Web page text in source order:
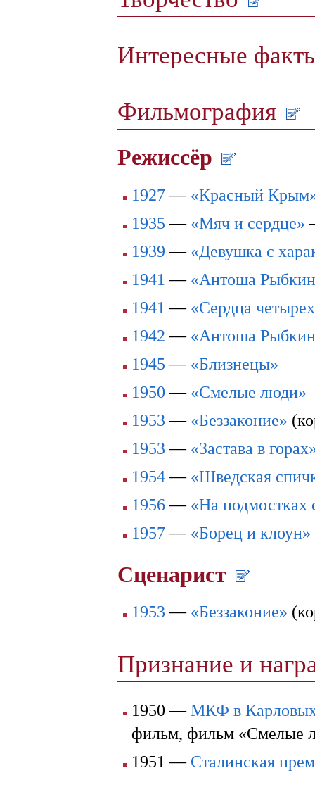
Интересные
Фильмография
Режиссёр
1927— «Красный
1935 — «Мяч и сердце»
1939 — «Девушка с
1941 — «Антоша
1941 — «Сердца
1942 — «Антоша
1945 — «Близнецы»
1950 — «Смелые люди»
1953 — «Беззаконие»
1953 — «Застава в
1954— «Шведская
1956— «На подмостках
1957— «Борец и клоун»
Сценарист
1953 — «Беззаконие»
Признание и
1950 —МКФ в
фильм, фильм «Смелые
1951 — Сталинская